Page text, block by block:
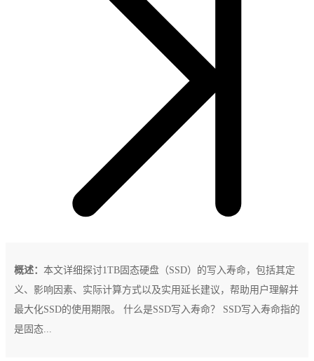
概述： 本文详细探讨1TB固态硬盘（SSD）的写入寿命，包括其定
义、影响因素、实际计算方式以及实用延长建议，帮助用户理解并
最大化SSD的使用期限。 什么是SSD写入寿命？ SSD写入寿命指的
是固态...